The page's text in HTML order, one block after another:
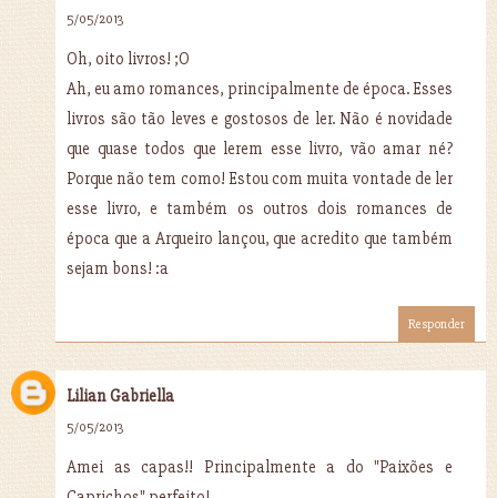
5/05/2013
Oh, oito livros! ;O
Ah, eu amo romances, principalmente de época. Esses
livros são tão leves e gostosos de ler. Não é novidade
que quase todos que lerem esse livro, vão amar né?
Porque não tem como! Estou com muita vontade de ler
esse livro, e também os outros dois romances de
época que a Arqueiro lançou, que acredito que também
sejam bons! :a
Responder
Lilian Gabriella
5/05/2013
Amei as capas!! Principalmente a do "Paixões e